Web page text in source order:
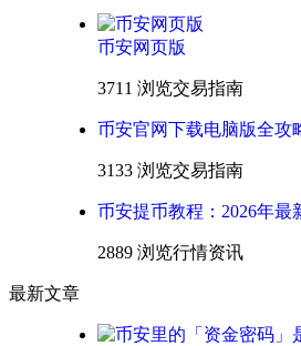
币安网页版
3711 浏览交易指南
币安官网下载电脑版全攻
3133 浏览交易指南
币安提币教程：2026年
2889 浏览行情资讯
最新文章